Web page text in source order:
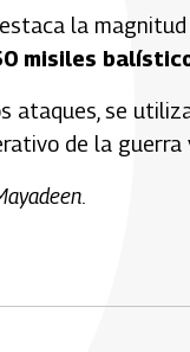
la
misiles
ataques, se
de la